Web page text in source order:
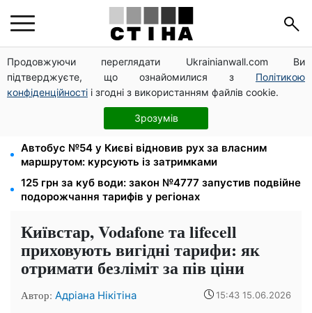
Продовжуючи переглядати Ukrainianwall.com Ви
підтверджуєте, що ознайомилися з Політикою
конфіденційності і згодні з використанням файлів cookie.
Зрозумів
Церковне свято 9 серпня: апостол Матфій, три
суворі заборони Успенського посту та прикмети на
зиму
Бензин від 77,90 грн, дизель до 97,90: ціни на
пальне на АЗС 8 серпня не змінилися
Автобус №54 у Києві відновив рух за власним
маршрутом: курсують із затримками
125 грн за куб води: закон №4777 запустив подвійне
подорожчання тарифів у регіонах
Київстар, Vodafone та lifecell
приховують вигідні тарифи: як
отримати безліміт за пів ціни
Автор: Адріана Нікітіна 15:43 15.06.2026